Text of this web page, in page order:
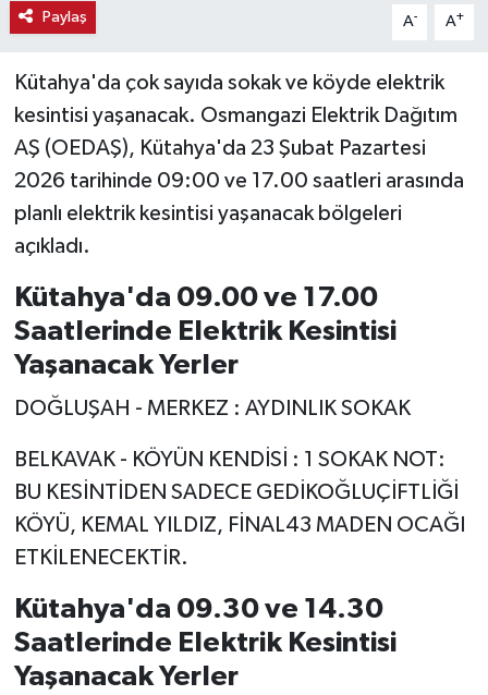
Paylaş A- A+
Kütahya'da çok sayıda sokak ve köyde elektrik
kesintisi yaşanacak. Osmangazi Elektrik Dağıtım
AŞ (OEDAŞ), Kütahya'da 23 Şubat Pazartesi
2026 tarihinde 09:00 ve 17.00 saatleri arasında
planlı elektrik kesintisi yaşanacak bölgeleri
açıkladı.
Kütahya'da 09.00 ve 17.00
Saatlerinde Elektrik Kesintisi
Yaşanacak Yerler
DOĞLUŞAH - MERKEZ : AYDINLIK SOKAK
BELKAVAK - KÖYÜN KENDİSİ : 1 SOKAK NOT:
BU KESİNTİDEN SADECE GEDİKOĞLUÇİFTLİĞİ
KÖYÜ, KEMAL YILDIZ, FİNAL43 MADEN OCAĞI
ETKİLENECEKTİR.
Kütahya'da 09.30 ve 14.30
Saatlerinde Elektrik Kesintisi
Yaşanacak Yerler
Sağlık
Seri İlan
Siyaset
Teknoloji
Vasıta
Yaşam